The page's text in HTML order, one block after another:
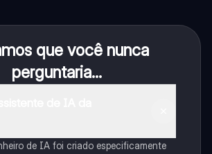
que você nunca
perguntaria...
de IA foi criado especificamente